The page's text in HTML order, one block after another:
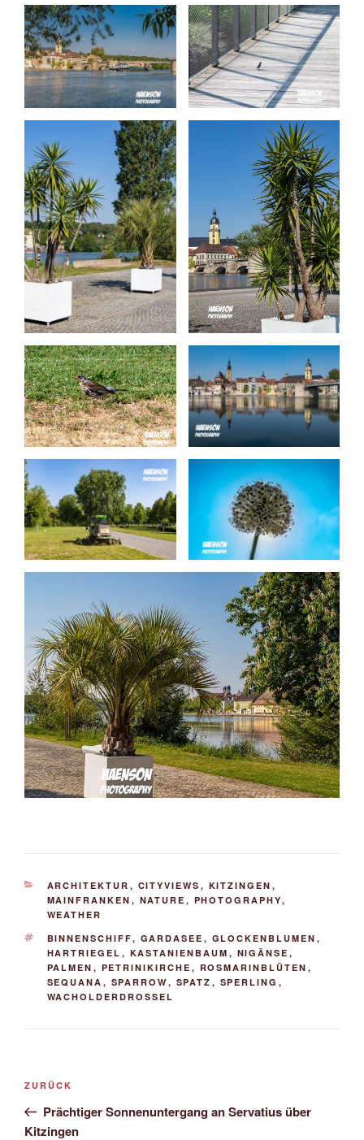
KATEGORIEN
ARCHITEKTUR , CITYVIEWS , KITZINGEN ,
MAINFRANKEN , NATURE , PHOTOGRAPHY,
WEATHER
SCHLAGWÖRTER
BINNENSCHIFF, GARDASEE , GLOCKENBLUMEN ,
HARTRIEGEL , KASTANIENBAUM , NIGÄNSE ,
PALMEN , PETRINIKIRCHE , ROSMARINBLÜTEN ,
SEQUANA , SPARROW, SPATZ , SPERLING ,
WACHOLDERDROSSEL
Beitrags-
Vorheriger
Beitrag
ZURÜCK
Prächtiger Sonnenuntergang an Servatius über
Kitzingen